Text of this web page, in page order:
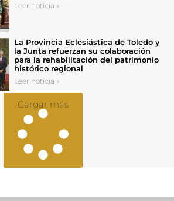
Leer noticia »
La Provincia Eclesiástica de Toledo y
la Junta refuerzan su colaboración
para la rehabilitación del patrimonio
histórico regional
Leer noticia »
Cargar más